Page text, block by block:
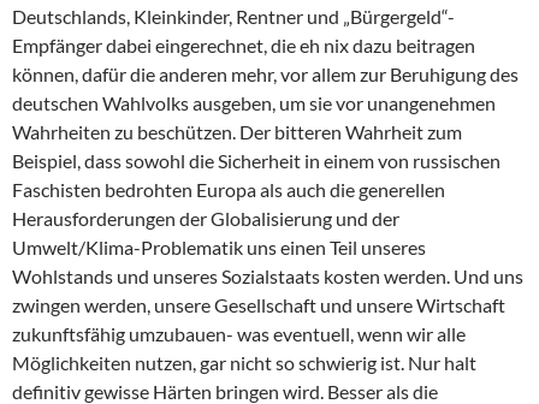
Deutschlands, Kleinkinder, Rentner und „Bürgergeld“-
Empfänger dabei eingerechnet, die eh nix dazu beitragen
können, dafür die anderen mehr, vor allem zur Beruhigung des
deutschen Wahlvolks ausgeben, um sie vor unangenehmen
Wahrheiten zu beschützen. Der bitteren Wahrheit zum
Beispiel, dass sowohl die Sicherheit in einem von russischen
Faschisten bedrohten Europa als auch die generellen
Herausforderungen der Globalisierung und der
Umwelt/Klima-Problematik uns einen Teil unseres
Wohlstands und unseres Sozialstaats kosten werden. Und uns
zwingen werden, unsere Gesellschaft und unsere Wirtschaft
zukunftsfähig umzubauen- was eventuell, wenn wir alle
Möglichkeiten nutzen, gar nicht so schwierig ist. Nur halt
definitiv gewisse Härten bringen wird. Besser als die